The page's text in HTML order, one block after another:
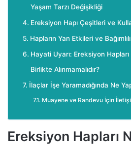
Yaşam Tarzı Değişikliği
Ereksiyon Hapı Çeşitleri ve
Hapların Yan Etkileri ve
Hayati Uyarı: Ereksiyon
Birlikte Alınmamalıdır?
İlaçlar İşe Yaramadığında Ne
Muayene ve Randevu İçin
Ereksiyon Hapları